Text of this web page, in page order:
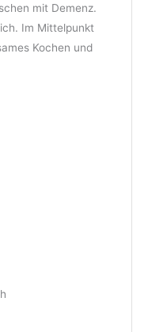
mit Demenz.
Im Mittelpunkt
Kochen und